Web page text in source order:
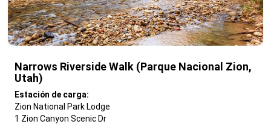
Narrows Riverside Walk (Parque Nacional Zion,
Utah)
Estación de carga:
Zion National Park Lodge
1 Zion Canyon Scenic Dr